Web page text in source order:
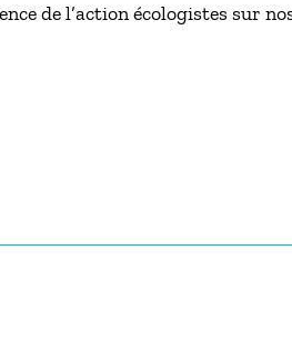
de l’action écologistes sur